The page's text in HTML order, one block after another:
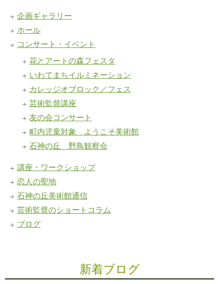
企画ギャラリー
ホール
コンサート・イベント
花とアートの森フェスタ
いわてまちイルミネーション
カレッジオブロック／フェス
芸術監督講座
友の会コンサート
町内児童対象 ようこそ美術館
石神の丘 野鳥観察会
講座・ワークショップ
恋人の聖地
石神の丘美術館通信
芸術監督のショートコラム
ブログ
新着ブログ